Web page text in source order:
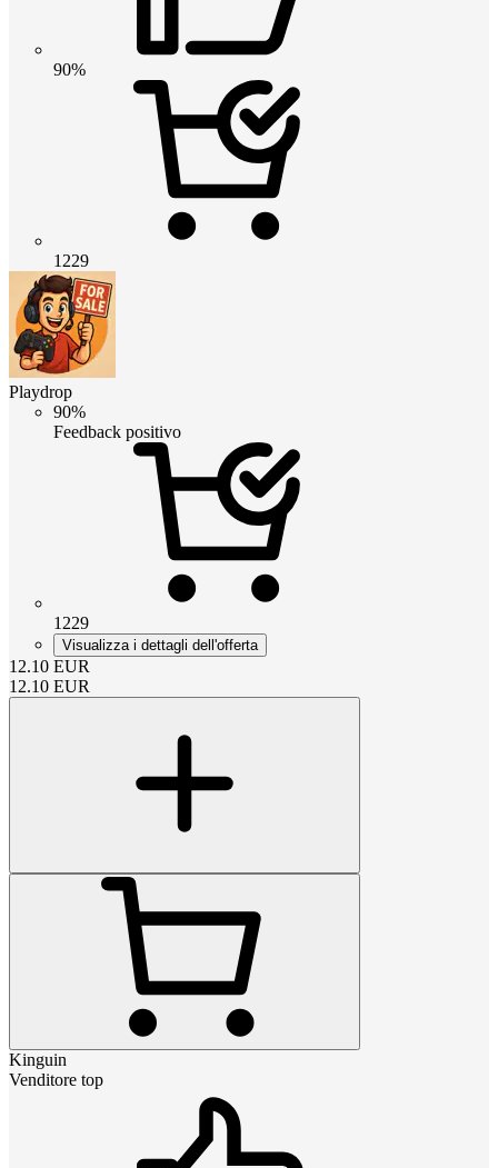
90%
1229
Playdrop
90%
Feedback positivo
1229
Visualizza i dettagli dell'offerta
12.10 EUR
12.10 EUR
Kinguin
Venditore top